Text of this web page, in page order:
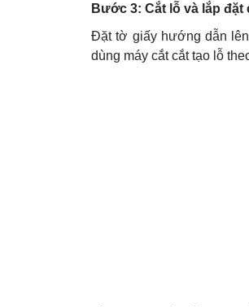
Bước 3: Cắt lỗ và lắp đặt
Đặt tờ giấy hướng dẫn lên
dùng máy cắt cắt tạo lỗ